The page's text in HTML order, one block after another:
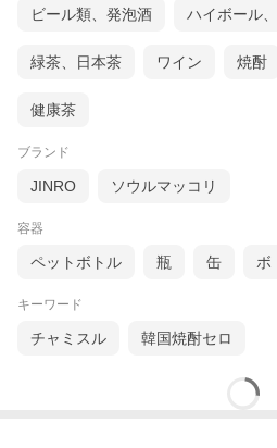
ビール類、発泡酒 ハイボール
緑茶、日本茶 ワイン 焼酎
健康茶
ブランド
JINRO ソウルマッコリ
容器
ペットボトル 瓶 缶 ボ
キーワード
チャミスル 韓国焼酎セロ